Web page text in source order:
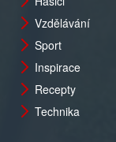
Vzdělávání
Sport
Inspirace
Recepty
Technika